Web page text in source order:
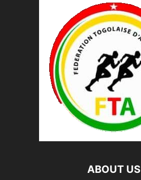
ABOUT US